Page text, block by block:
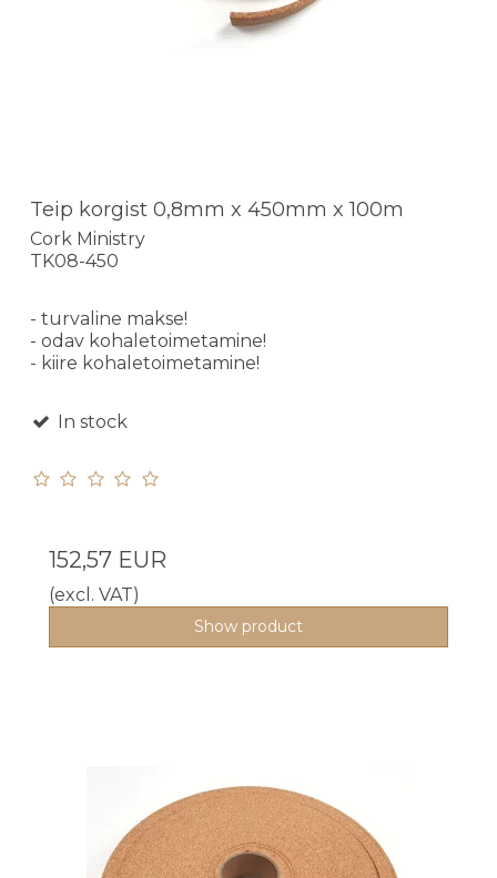
Teip korgist 0,8mm x 450mm x 100m
Cork Ministry
TK08-450
- turvaline makse!
- odav kohaletoimetamine!
- kiire kohaletoimetamine!
In stock
152,57 EUR
(excl. VAT)
Show product